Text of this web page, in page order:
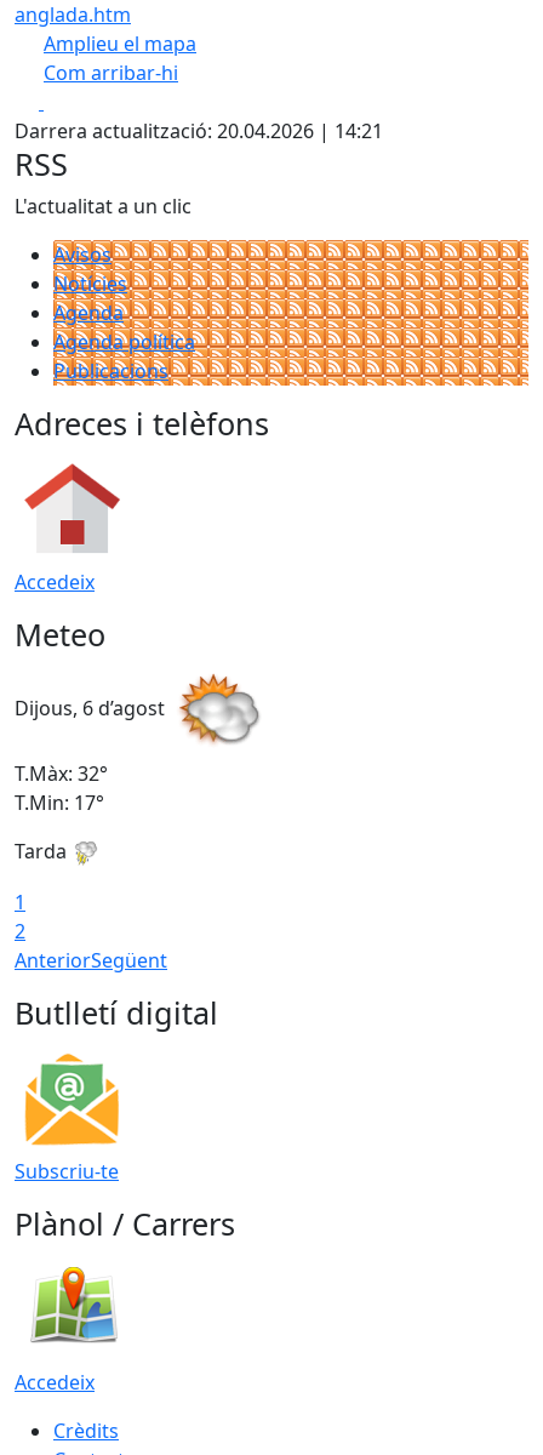
anglada.htm
Amplieu el mapa
Com arribar-hi
+
−
Darrera actualització: 20.04.2026 | 14:21
RSS
L'actualitat a un clic
Avisos
Notícies
Agenda
Agenda política
Publicacions
Adreces i telèfons
Accedeix
Meteo
Dijous, 6 d’agost
T.Màx: 32°
T.Min: 17°
Tarda
1
2
AnteriorSegüent
Butlletí digital
Subscriu-te
Plànol / Carrers
Accedeix
Crèdits